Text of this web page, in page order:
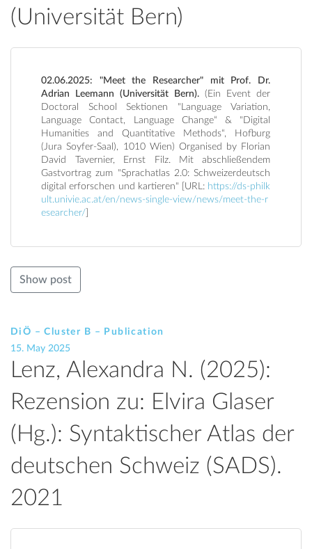
(Universität Bern)
02.06.2025: "Meet the Researcher" mit Prof. Dr.
Adrian Leemann (Universität Bern). (Ein Event der
Doctoral School Sektionen "Language Variation,
Language Contact, Language Change“ & "Digital
Humanities and Quantitative Methods“, Hofburg
(Jura Soyfer-Saal), 1010 Wien) Organised by Florian
David Tavernier, Ernst Filz. Mit abschließendem
Gastvortrag zum "Sprachatlas 2.0: Schweizerdeutsch
digital erforschen und kartieren" [URL: https://ds-philk
ult.univie.ac.at/en/news-single-view/news/meet-the-r
esearcher/
Show post
DiÖ – Cluster B – Publication
15. May 2025
Lenz, Alexandra N. (2025):
Rezension zu: Elvira Glaser
(Hg.): Syntaktischer Atlas der
deutschen Schweiz (SADS).
2021